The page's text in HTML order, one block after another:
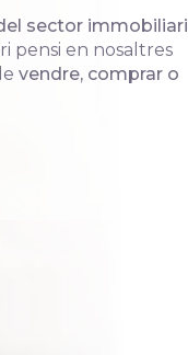
sector immobiliari
pensi en nosaltres
vendre, comprar o